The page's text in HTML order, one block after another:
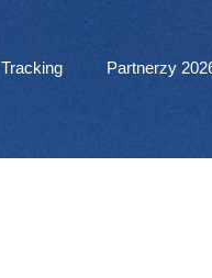
Tracking Partnerzy